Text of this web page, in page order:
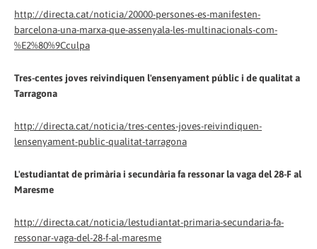
http://directa.cat/noticia/20000-persones-es-manifesten-
barcelona-una-marxa-que-assenyala-les-multinacionals-com-
%E2%80%9Cculpa
Tres-centes joves reivindiquen l'ensenyament públic i de qualitat a
Tarragona
http://directa.cat/noticia/tres-centes-joves-reivindiquen-
lensenyament-public-qualitat-tarragona
L'estudiantat de primària i secundària fa ressonar la vaga del 28-F al
Maresme
http://directa.cat/noticia/lestudiantat-primaria-secundaria-fa-
ressonar-vaga-del-28-f-al-maresme